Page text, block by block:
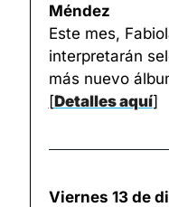
Méndez
Este mes,
interpretarán
[Detalles aquí]
Viernes 13 de